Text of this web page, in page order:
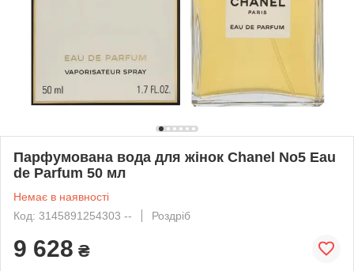
Парфумована вода для жінок Chanel No5 Eau
de Parfum 50 мл
Немає в наявності
Код: 3145891254303 --
Роздріб
9 628 ₴